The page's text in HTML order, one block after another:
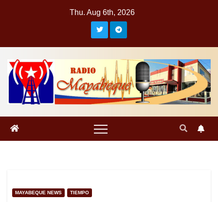
Thu. Aug 6th, 2026
MAYABEQUE NEWS TIEMPO